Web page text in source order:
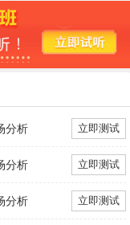
分析 立即测试
分析 立即测试
分析 立即测试